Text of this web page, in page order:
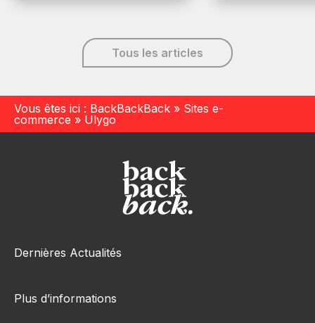
Tous les articles
Vous êtes ici : BackBackBack » Sites e-
commerce » Ulygo
Dernières Actualités
Plus d’informations